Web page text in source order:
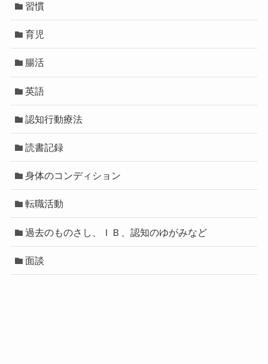
習慣
育児
腸活
英語
認知行動療法
読書記録
身体のコンディション
転職活動
過去のものさし、ＩＢ、認知のゆがみなど
面談